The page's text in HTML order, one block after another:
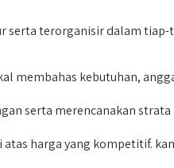
terorganisir dalam
membahas kebutuhan,
serta merencanakan
harga yang kompetitif.